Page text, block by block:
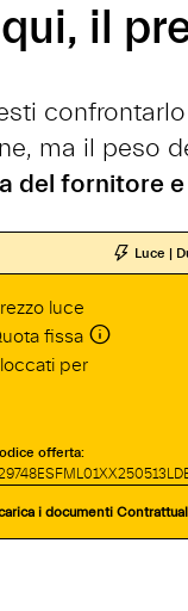
il
ma il peso
del fornitore
Luce |
luce
fissa
per
offerta:
i documenti